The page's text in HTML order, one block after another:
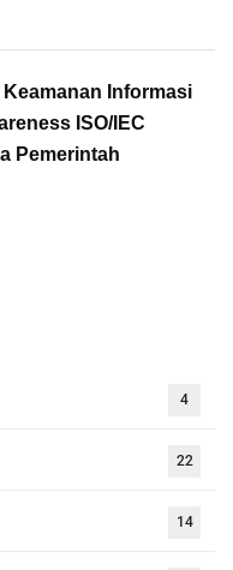
Informasi
ISO/IEC
Pemerintah
4
22
14